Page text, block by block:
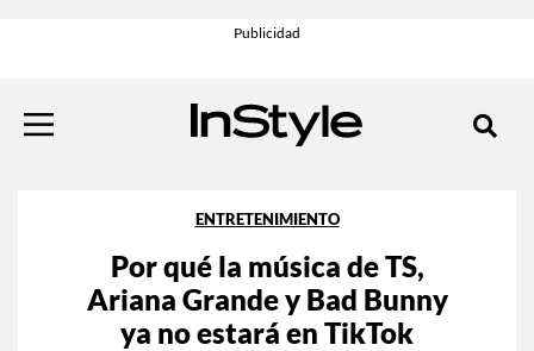
ENTRETENIMIENTO
Por qué la música de TS,
Ariana Grande y Bad Bunny
ya no estará en TikTok